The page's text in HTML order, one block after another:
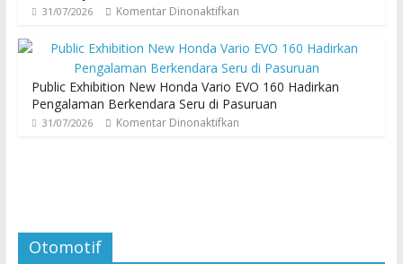
31/07/2026 Komentar Dinonaktifkan
Public Exhibition New Honda Vario EVO 160 Hadirkan
Pengalaman Berkendara Seru di Pasuruan
31/07/2026 Komentar Dinonaktifkan
Otomotif